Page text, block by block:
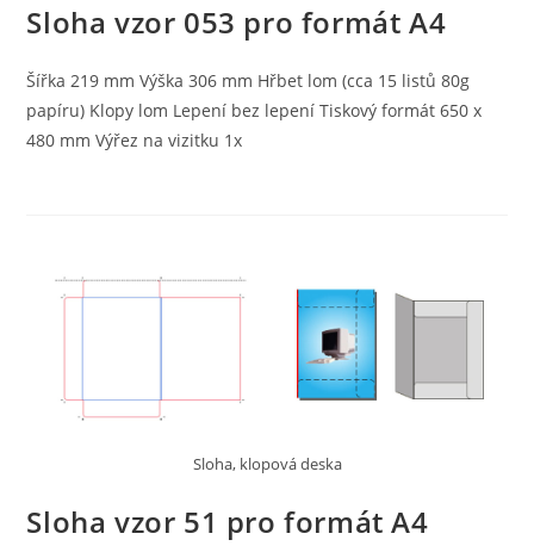
Sloha vzor 053 pro formát A4
Šířka 219 mm Výška 306 mm Hřbet lom (cca 15 listů 80g
papíru) Klopy lom Lepení bez lepení Tiskový formát 650 x
480 mm Výřez na vizitku 1x
Sloha, klopová deska
Sloha vzor 51 pro formát A4